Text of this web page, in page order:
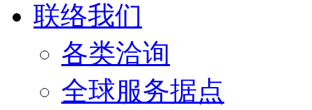
联络我们
各类洽询
全球服务据点